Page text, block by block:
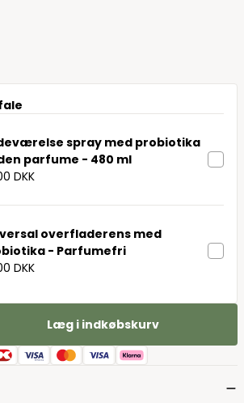
spray med probiotika
parfume - 480 ml
DKK
overfladerens med
- Parfumefri
DKK
Læg i indkøbskurv